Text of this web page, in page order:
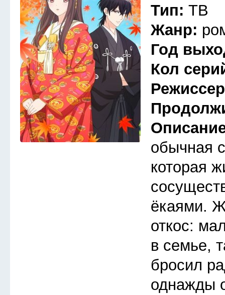
Тип: ТВ
Жанр:
Год
Кол
обычная
которая
ёкаями.
откос:
в семье,
бросил
однажды